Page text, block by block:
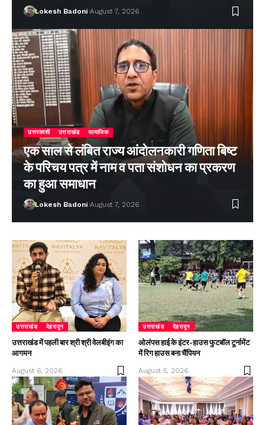
Lokesh Badoni August 7, 2026
उत्तरकाशी उत्तराखंड सामाजिक
एक साल से लंबित राज्य आंदोलनकारी गणिता बिष्ट
के परिचय पत्र में नाम व पता संशोधन का प्रकरण
का हुआ समाधान
Lokesh Badoni August 7, 2026
उत्तराखंड देहरादून
उत्तराखंड में पहली बार श्री श्री वेलबीइंग का
आगमन
August 6, 2026
उत्तराखंड देहरादून
ओलंपस हाई के इंटर-हाउस फुटबॉल टूर्नामेंट
में रिग हाउस बना चैंपियन
August 5, 2026